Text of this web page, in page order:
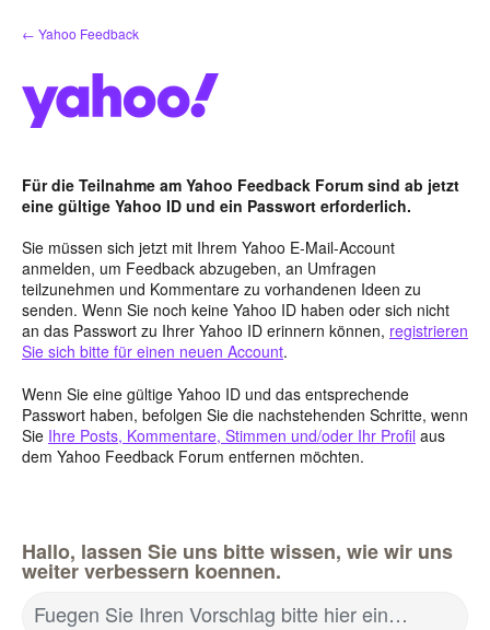
Zum
Inhalt
← Yahoo Feedback
Für die Teilnahme am Yahoo Feedback Forum sind ab jetzt
eine gültige Yahoo ID und ein Passwort erforderlich.
Sie müssen sich jetzt mit Ihrem Yahoo E-Mail-Account
anmelden, um Feedback abzugeben, an Umfragen
teilzunehmen und Kommentare zu vorhandenen Ideen zu
senden. Wenn Sie noch keine Yahoo ID haben oder sich nicht
an das Passwort zu Ihrer Yahoo ID erinnern können, registrieren
Sie sich bitte für einen neuen Account.
Wenn Sie eine gültige Yahoo ID und das entsprechende
Passwort haben, befolgen Sie die nachstehenden Schritte, wenn
Sie Ihre Posts, Kommentare, Stimmen und/oder Ihr Profil aus
dem Yahoo Feedback Forum entfernen möchten.
Hallo, lassen Sie uns bitte wissen, wie wir uns
weiter verbessern koennen.
Fuegen Sie Ihren Vorschlag bitte hier ein…